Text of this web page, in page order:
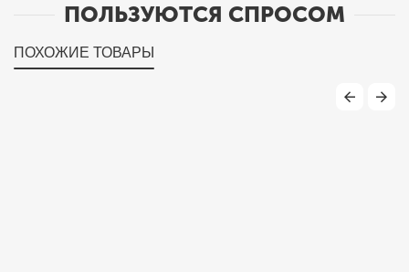
ПОЛЬЗУЮТСЯ СПРОСОМ
ПОХОЖИЕ ТОВАРЫ